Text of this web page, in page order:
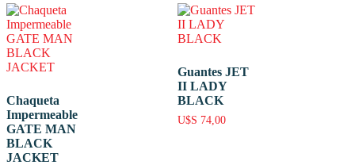
Chaqueta
Impermeable
GATE MAN
BLACK
JACKET
Guantes JET
II LADY
BLACK
U$S 74,00